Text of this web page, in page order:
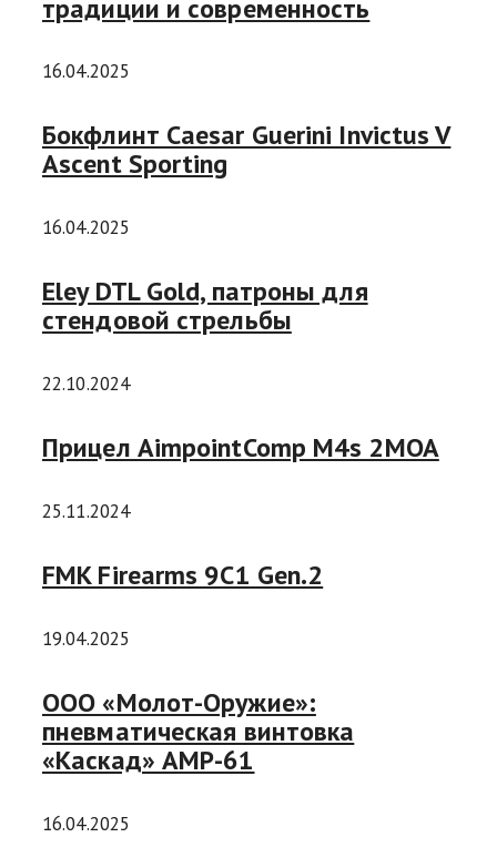
традиции и современность
16.04.2025
Бокфлинт Caesar Guerini Invictus V
Ascent Sporting
16.04.2025
Eley DTL Gold, патроны для
стендовой стрельбы
22.10.2024
Прицел AimpointComp M4s 2MOA
25.11.2024
FMK Firearms 9C1 Gen.2
19.04.2025
ООО «Молот-Оружие»:
пневматическая винтовка
«Каскад» AMP-61
16.04.2025